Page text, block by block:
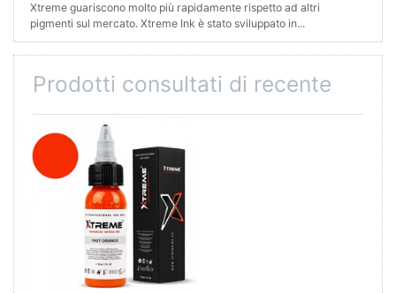
Xtreme guariscono molto più rapidamente rispetto ad altri
pigmenti sul mercato. Xtreme Ink è stato sviluppato in...
Prodotti consultati di recente